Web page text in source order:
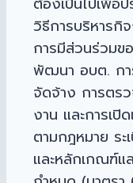
วิธีการบริหารกิ
การมีส่วนร่วมข
พัฒนา อบต. กา
จัดจ้าง การตร
งาน และการเปิ
ตามกฎหมาย ร
และหลักเกณฑ์แ